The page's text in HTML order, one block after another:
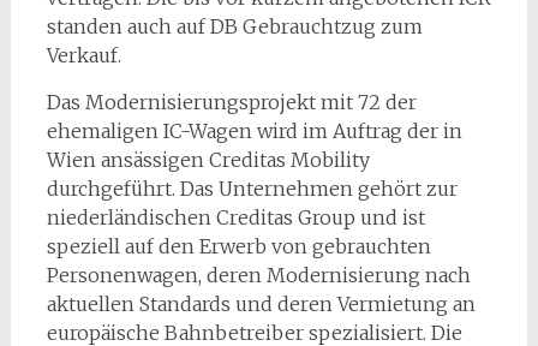
standen auch auf DB Gebrauchtzug zum
Verkauf.
Das Modernisierungsprojekt mit 72 der
ehemaligen IC-Wagen wird im Auftrag der in
Wien ansässigen Creditas Mobility
durchgeführt. Das Unternehmen gehört zur
niederländischen Creditas Group und ist
speziell auf den Erwerb von gebrauchten
Personenwagen, deren Modernisierung nach
aktuellen Standards und deren Vermietung an
europäische Bahnbetreiber spezialisiert. Die